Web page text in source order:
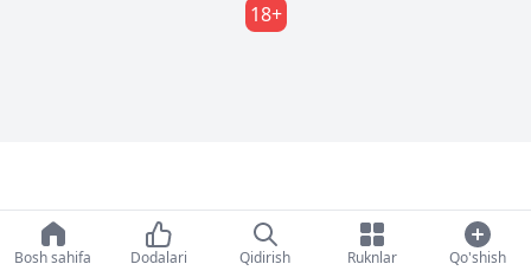
18+
Bosh sahifa Dodalari Qidirish Ruknlar Qo'shish